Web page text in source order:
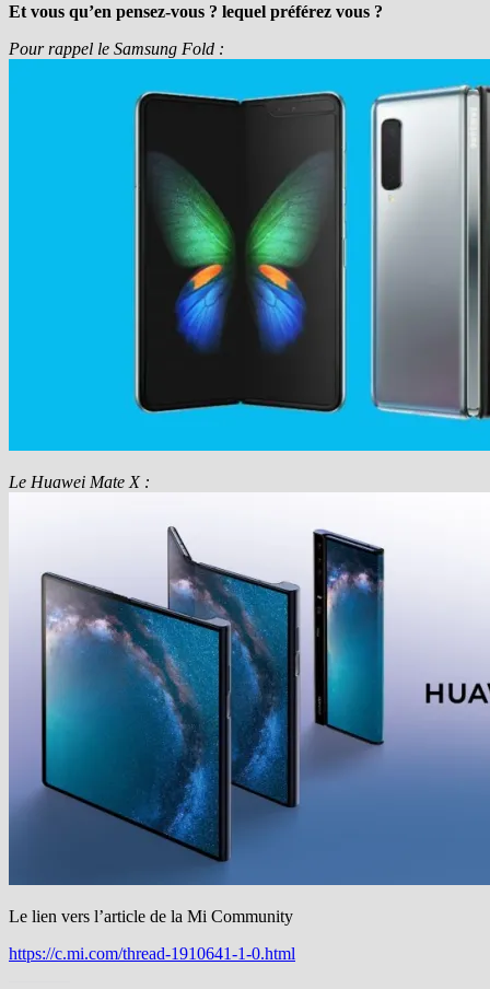
Et vous qu’en pensez-vous ? lequel préférez vous ?
Pour rappel le Samsung Fold :
Le Huawei Mate X :
Le lien vers l’article de la Mi Community
https://c.mi.com/thread-1910641-1-0.html